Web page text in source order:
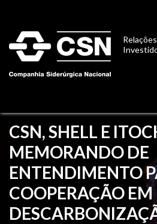
CSN, SHELL E
MEMORANDO DE
ENTENDIMENTO
COOPERAÇÃO EM